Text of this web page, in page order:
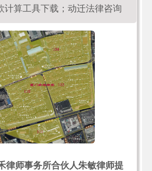
计算工具下载；动迁法律咨询
律师事务所合伙人朱敏律师提